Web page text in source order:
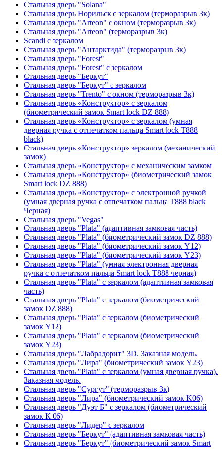
Стальная дверь "Solana"
Стальная дверь Норильск с зеркалом (терморазрыв 3к)
Стальная дверь "Arteon" с окном (терморазрыв 3к)
Стальная дверь "Arteon" (терморазрыв 3к)
Scandi с зеркалом
Стальная дверь "Антарктида" (терморазрыв 3к)
Стальная дверь "Forest"
Стальная дверь "Forest" с зеркалом
Стальная дверь "Беркут"
Стальная дверь "Беркут" с зеркалом
Стальная дверь "Trento" с окном (терморазрыв 3к)
Стальная дверь «Конструктор» с зеркалом
(биометрический замок Smart lock DZ 888)
Стальная дверь «Конструктор» с зеркалом (умная
дверная ручка с отпечатком пальца Smart lock T888
black)
Стальная дверь «Конструктор» зеркалом (механический
замок)
Стальная дверь «Конструктор» с механическим замком
Стальная дверь «Конструктор» (биометрический замок
Smart lock DZ 888)
Стальная дверь «Конструктор» с электронной ручкой
(умная дверная ручка с отпечатком пальца T888 black
Черная)
Стальная дверь "Vegas"
Стальная дверь "Plata" (адаптивная замковая часть)
Стальная дверь "Plata" (биометрический замок DZ 888)
Стальная дверь "Plata" (биометрический замок Y12)
Стальная дверь "Plata" (биометрический замок Y23)
Стальная дверь "Plata" (умная электронная дверная
ручка с отпечатком пальца Smart lock T888 черная)
Стальная дверь "Plata" с зеркалом (адаптивная замковая
часть)
Стальная дверь "Plata" с зеркалом (биометрический
замок DZ 888)
Стальная дверь "Plata" с зеркалом (биометрический
замок Y12)
Стальная дверь "Plata" с зеркалом (биометрический
замок Y23)
Стальная дверь "Лабрадорит" 3D. Заказная модель.
Стальная дверь "Лира" (биометрический замок Y23)
Стальная дверь "Plata" с зеркалом (умная дверная ручка).
Заказная модель.
Стальная дверь "Сургут" (терморазрыв 3к)
Стальная дверь "Лира" (биометрический замок K06)
Стальная дверь "Дуэт Б" с зеркалом (биометрический
замок К 06)
Стальная дверь "Лидер" с зеркалом
Стальная дверь "Беркут" (адаптивная замковая часть)
Стальная дверь "Беркут" (биометрический замок Smart